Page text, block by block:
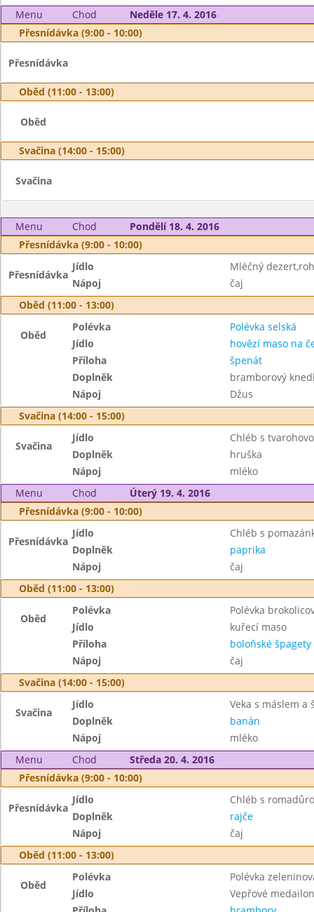
Menu Chod
Neděle 17. 4. 2016
Přesnídávka (9:00 - 10:00)
Přesnídávka
Oběd (11:00 - 13:00)
Oběd
Svačina (14:00 - 15:00)
Svačina
Menu Chod
Pondělí 18. 4. 2016
Přesnídávka (9:00 - 10:00)
Přesnídávka
Jídlo
Mléčný
Nápoj
čaj
Oběd (11:00 - 13:00)
Oběd
Polévka
Polévka selská
Jídlo
hovězí maso na
Příloha
špenát
Doplněk
bramborový
Nápoj
Džus
Svačina (14:00 - 15:00)
Svačina
Jídlo
Chléb s
Doplněk
hruška
Nápoj
mléko
Menu
Chod
Úterý 19. 4. 2016
Přesnídávka (9:00 - 10:00)
Přesnídávka
Jídlo
Chléb s
Doplněk
paprika
Nápoj
čaj
Oběd (11:00 - 13:00)
Oběd
Polévka
Polévka
Jídlo
kuřecí maso
Příloha
boloňské špagety
Nápoj
čaj
Svačina (14:00 - 15:00)
Svačina
Jídlo
Veka s máslem a
Doplněk
banán
Nápoj
mléko
Menu
Chod
Středa 20. 4. 2016
Přesnídávka (9:00 - 10:00)
Přesnídávka
Jídlo
Chléb s
Doplněk
rajče
Nápoj
čaj
Oběd (11:00 - 13:00)
Oběd
Polévka
Polévka
Jídlo
Vepřové